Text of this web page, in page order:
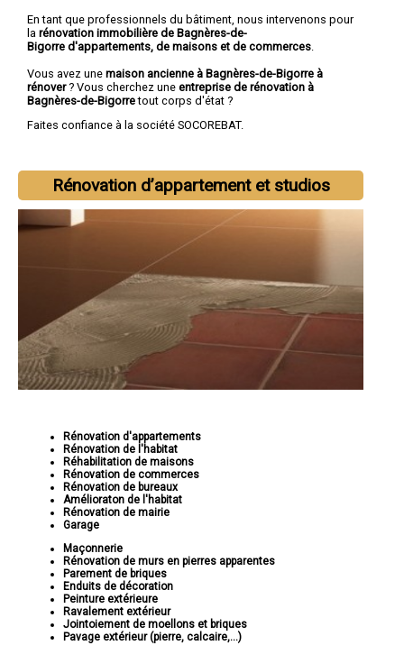
En tant que professionnels du bâtiment, nous intervenons pour
la rénovation immobilière de Bagnères-de-
Bigorre d'appartements, de maisons et de commerces
Vous avez une maison ancienne à Bagnères-de-Bigorre à
rénover? Vous cherchez une entreprise de rénovation à
Bagnères-de-Bigorretout corps d'état ?
Faites confiance à la société SOCOREBAT.
Rénovation d’appartement et studios
Rénovation d'appartements
Rénovation de l'habitat
Réhabilitation de maisons
Rénovation de commerces
Rénovation de bureaux
Amélioraton de l'habitat
Rénovation de mairie
Garage
Maçonnerie
Rénovation de murs en pierres apparentes
Parement de briques
Enduits de décoration
Peinture extérieure
Ravalement extérieur
Jointoiement de moellons et briques
Pavage extérieur (pierre, calcaire,...)